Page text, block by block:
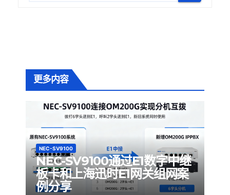
更多内容
NEC-SV9100
NEC-SV9100通过E1数字中继
板卡和上海迅时E1网关组网案
例分享